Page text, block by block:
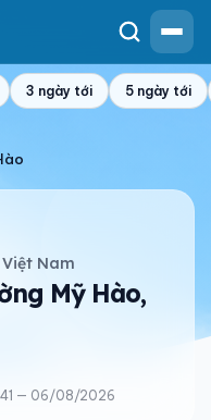
3 ngày tới 5 ngày tới
Việt Nam
Mỹ Hào,
— 06/08/2026